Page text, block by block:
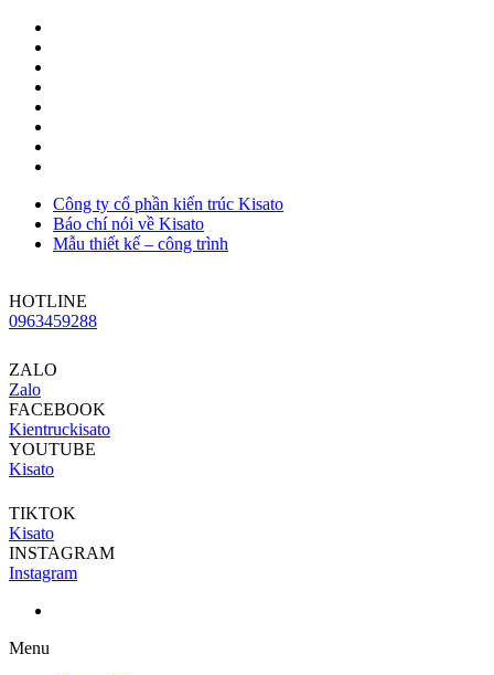
Công ty cổ phần kiến trúc Kisato
Báo chí nói về Kisato
Mẫu thiết kế – công trình
HOTLINE
0963459288
ZALO
Zalo
FACEBOOK
Kientruckisato
YOUTUBE
Kisato
TIKTOK
Kisato
INSTAGRAM
Instagram
Menu